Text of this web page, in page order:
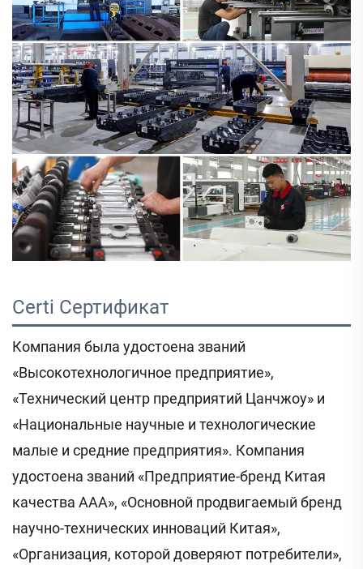
Certi Сертификат
Компания была удостоена званий
«Высокотехнологичное предприятие»,
«Технический центр предприятий Цанчжоу» и
«Национальные научные и технологические
малые и средние предприятия». Компания
удостоена званий «Предприятие-бренд Китая
качества AAA», «Основной продвигаемый бренд
научно-технических инноваций Китая»,
«Организация, которой доверяют потребители»,